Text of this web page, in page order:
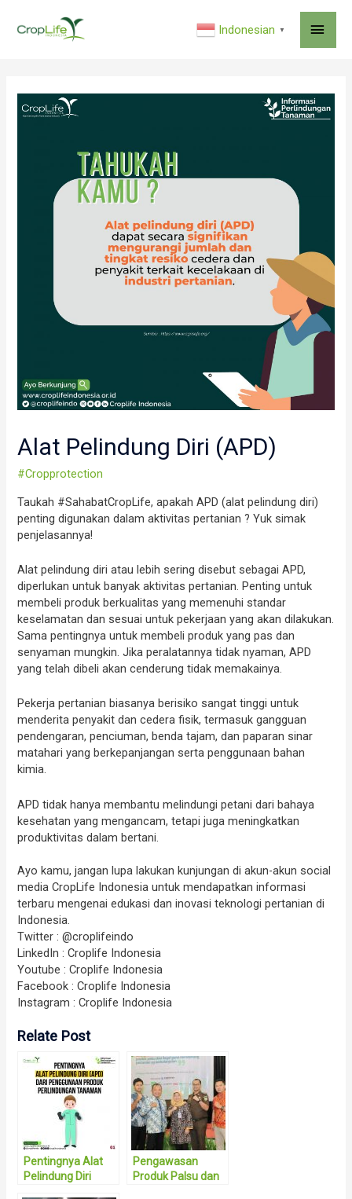
Indonesian ▼
Alat Pelindung Diri (APD)
#Cropprotection
Taukah #SahabatCropLife, apakah APD (alat pelindung diri)
penting digunakan dalam aktivitas pertanian ? Yuk simak
penjelasannya!
Alat pelindung diri atau lebih sering disebut sebagai APD,
diperlukan untuk banyak aktivitas pertanian. Penting untuk
membeli produk berkualitas yang memenuhi standar
keselamatan dan sesuai untuk pekerjaan yang akan dilakukan.
Sama pentingnya untuk membeli produk yang pas dan
senyaman mungkin. Jika peralatannya tidak nyaman, APD
yang telah dibeli akan cenderung tidak memakainya.
Pekerja pertanian biasanya berisiko sangat tinggi untuk
menderita penyakit dan cedera fisik, termasuk gangguan
pendengaran, penciuman, benda tajam, dan paparan sinar
matahari yang berkepanjangan serta penggunaan bahan
kimia.
APD tidak hanya membantu melindungi petani dari bahaya
kesehatan yang mengancam, tetapi juga meningkatkan
produktivitas dalam bertani.
Ayo kamu, jangan lupa lakukan kunjungan di akun-akun social
media CropLife Indonesia untuk mendapatkan informasi
terbaru mengenai edukasi dan inovasi teknologi pertanian di
Indonesia.
Twitter : @croplifeindo
LinkedIn : Croplife Indonesia
Youtube : Croplife Indonesia
Facebook : Croplife Indonesia
Instagram : Croplife Indonesia
Relate Post
Pentingnya Alat
Pelindung Diri
Pengawasan
Produk Palsu dan